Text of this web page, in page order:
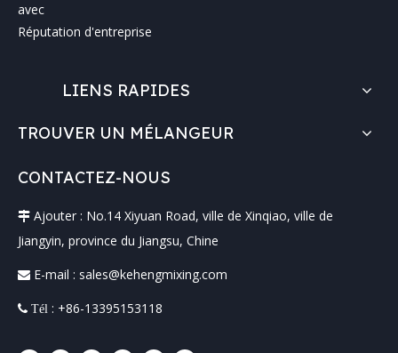
avec
Réputation d'entreprise
LIENS RAPIDES
TROUVER UN MÉLANGEUR
CONTACTEZ-NOUS
 Ajouter : No.14 Xiyuan Road, ville de Xinqiao, ville de
Jiangyin, province du Jiangsu, Chine
 E-mail : sales@kehengmixing.com
 Tél : +86-13395153118